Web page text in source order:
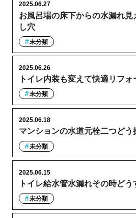
お風呂場の床下からの水漏れ見
し穴
2025.06.27
未分類
トイレ内装も変えて快適リフォ
2025.06.26
未分類
マンションの水道元栓二つどう
2025.06.18
未分類
トイレ給水管水漏れその時どう
2025.06.15
未分類